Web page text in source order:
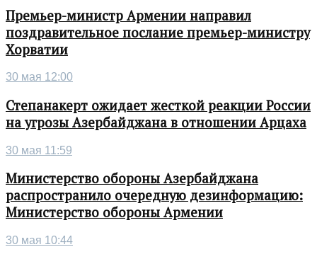
Премьер-министр Армении направил
поздравительное послание премьер-министру
Хорватии
30 мая 12:00
Степанакерт ожидает жесткой реакции России
на угрозы Азербайджана в отношении Арцаха
30 мая 11:59
Министерство обороны Азербайджана
распространило очередную дезинформацию:
Министерство обороны Армении
30 мая 10:44